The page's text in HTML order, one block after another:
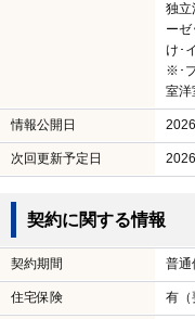
独立
ー
け･
※･
室洋
情報公開日
次回更新予定日
契約に関する情報
契約期間 普通
住宅保険 有（